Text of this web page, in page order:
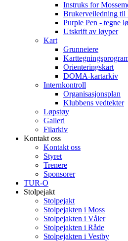
Instruks for
Brukerveiledning til
Purple Pen - tegne
Utskrift av løyper
Kart
Grunneiere
Orienteringskart
DOMA-kartarkiv
Internkontroll
Organisasjonsplan
Klubbens vedtekter
Løpstøy
Galleri
Filarkiv
Kontakt oss
Kontakt oss
Styret
Trenere
Sponsorer
TUR-O
Stolpejakt
Stolpejakt
Stolpejakten i Moss
Stolpejakten i Våler
Stolpejakten i Råde
Stolpejakten i Vestby